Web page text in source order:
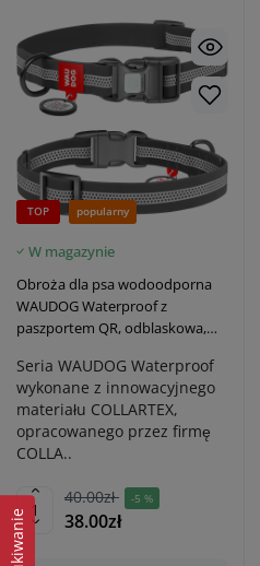
TOP popularny
W magazynie
Obroża dla psa wodoodporna
WAUDOG Waterproof z
paszportem QR, odblaskowa,
Seria WAUDOG Waterproof
wykonane z innowacyjnego
materiału COLLARTEX,
opracowanego przez firmę
COLLA..
40.00zł -5 %
38.00zł